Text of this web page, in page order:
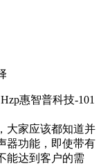
惠智普科技-101
大家应该都知道并
器功能，即使带有
能达到客户的需